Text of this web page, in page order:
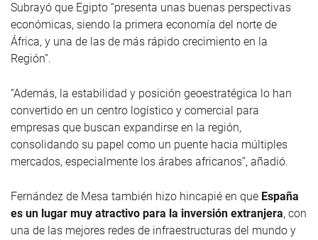
Subrayó que Egipto “presenta unas buenas perspectivas
económicas, siendo la primera economía del norte de
África, y una de las de más rápido crecimiento en la
Región”.
“Además, la estabilidad y posición geoestratégica lo han
convertido en un centro logístico y comercial para
empresas que buscan expandirse en la región,
consolidando su papel como un puente hacia múltiples
mercados, especialmente los árabes africanos”, añadió.
Fernández de Mesa también hizo hincapié en que España
es un lugar muy atractivo para la inversión extranjera, con
una de las mejores redes de infraestructuras del mundo y